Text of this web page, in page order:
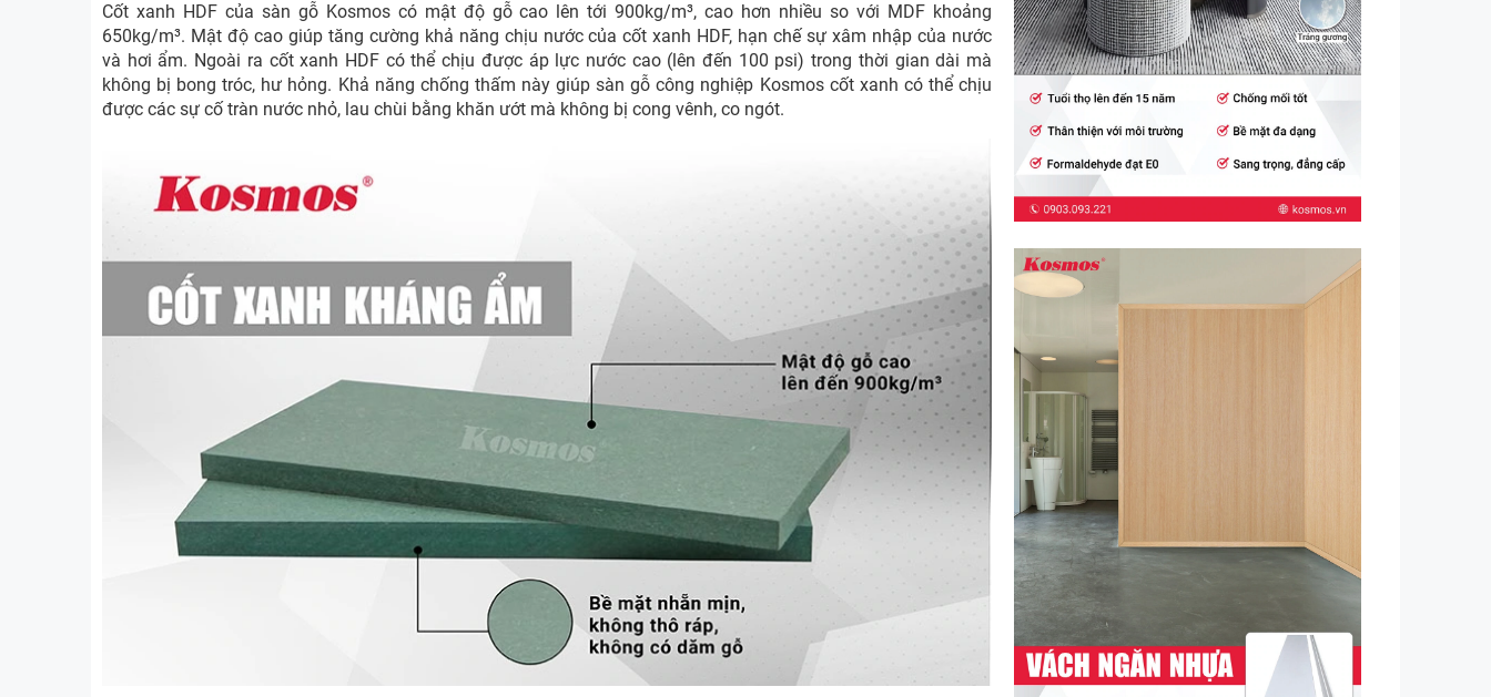
Cốt xanh HDF của sàn gỗ Kosmos có mật độ gỗ cao lên tới 900kg/m³, cao hơn nhiều so với MDF khoảng
650kg/m³. Mật độ cao giúp tăng cường khả năng chịu nước của cốt xanh HDF, hạn chế sự xâm nhập của nước
và hơi ẩm. Ngoài ra cốt xanh HDF có thể chịu được áp lực nước cao (lên đến 100 psi) trong thời gian dài mà
không bị bong tróc, hư hỏng. Khả năng chống thấm này giúp sàn gỗ công nghiệp Kosmos cốt xanh có thể chịu
được các sự cố tràn nước nhỏ, lau chùi bằng khăn ướt mà không bị cong vênh, co ngót.